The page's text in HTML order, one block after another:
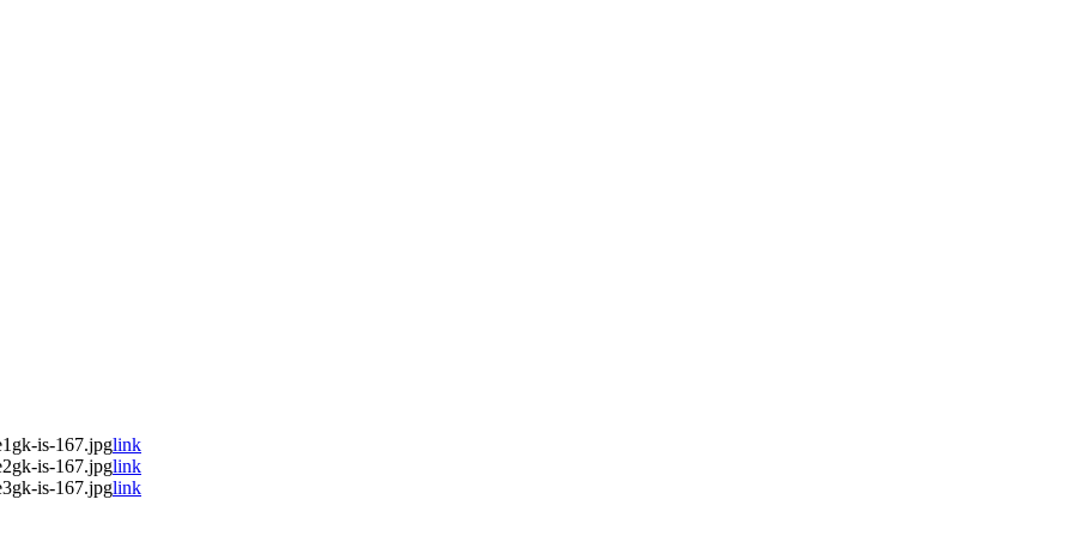
is-167.jpglink
is-167.jpglink
is-167.jpglink